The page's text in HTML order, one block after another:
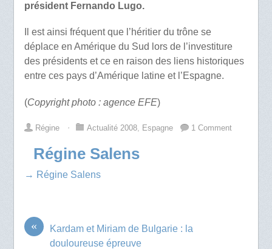
président Fernando Lugo.
Il est ainsi fréquent que l’héritier du trône se
déplace en Amérique du Sud lors de l’investiture
des présidents et ce en raison des liens historiques
entre ces pays d’Amérique latine et l’Espagne.
(Copyright photo : agence EFE)
Régine ⋅ Actualité 2008, Espagne 1 Comment
Régine Salens
→ Régine Salens
«
Kardam et Miriam de Bulgarie : la
douloureuse épreuve